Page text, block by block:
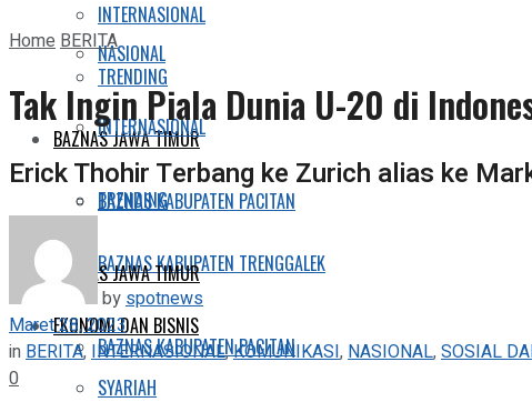
INTERNASIONAL
TRENDING
BAZNAS JAWA TIMUR
BAZNAS KABUPATEN PACITAN
BAZNAS KABUPATEN TRENGGALEK
EKONOMI DAN BISNIS
SYARIAH
NASIONAL
INTERNASIONAL
TRENDING
BAZNAS JAWA TIMUR
BAZNAS KABUPATEN PACITAN
HomeBERITA
Tak Ingin Piala Dunia U-20 di
Erick Thohir Terbang ke Zurich alias ke
by spotnews
Maret 28, 2023
in BERITA, INTERNASIONAL,KOMUNIKASI, NASIONAL,SOSIAL
0